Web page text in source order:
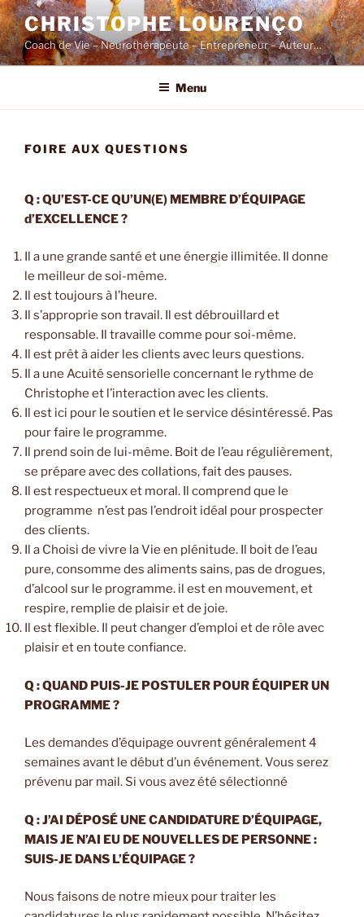
Skip
to
content
CHRISTOPHE LOURENÇO
Coach de Vie – Neurothérapeute – Entrepreneur – Auteur…
Menu
FOIRE AUX QUESTIONS
Q : QU’EST-CE QU’UN(E) MEMBRE D’ÉQUIPAGE
d’EXCELLENCE ?
Il a une grande santé et une énergie illimitée. Il donne
le meilleur de soi-même.
Il est toujours à l’heure.
Il s’approprie son travail. Il est débrouillard et
responsable. Il travaille comme pour soi-même.
Il est prêt à aider les clients avec leurs questions.
Il a une Acuité sensorielle concernant le rythme de
Christophe et l’interaction avec les clients.
Il est ici pour le soutien et le service désintéressé. Pas
pour faire le programme.
Il prend soin de lui-même. Boit de l’eau régulièrement,
se prépare avec des collations, fait des pauses.
Il est respectueux et moral. Il comprend que le
programme n’est pas l’endroit idéal pour prospecter
des clients.
Il a Choisi de vivre la Vie en plénitude. Il boit de l’eau
pure, consomme des aliments sains, pas de drogues,
d’alcool sur le programme. il est en mouvement, et
respire, remplie de plaisir et de joie.
Il est flexible. Il peut changer d’emploi et de rôle avec
plaisir et en toute confiance.
Q : QUAND PUIS-JE POSTULER POUR ÉQUIPER UN
PROGRAMME ?
Les demandes d’équipage ouvrent généralement 4
semaines avant le début d’un événement. Vous serez
prévenu par mail. Si vous avez été sélectionné
Q : J’AI DÉPOSÉ UNE CANDIDATURE D’ÉQUIPAGE,
MAIS JE N’AI EU DE NOUVELLES DE PERSONNE :
SUIS-JE DANS L’ÉQUIPAGE ?
Nous faisons de notre mieux pour traiter les